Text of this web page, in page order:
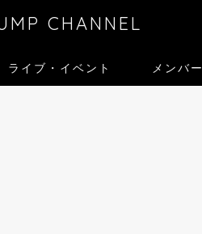
CHANNEL
ライブ・イベント メンバー